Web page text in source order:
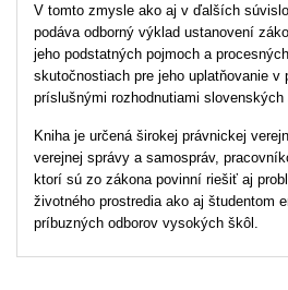
V tomto zmysle ako aj v ďalších
podáva odborný výklad ustanovení
jeho podstatných pojmoch a
skutočnostiach pre jeho uplatňovanie v
príslušnými rozhodnutiami slovenských
Kniha je určená širokej právnickej
verejnej správy a samospráv,
ktorí sú zo zákona povinní riešiť aj
životného prostredia ako aj študentom
príbuzných odborov vysokých škôl.